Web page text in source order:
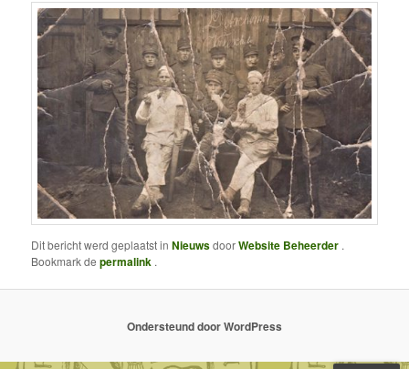
Dit bericht werd geplaatst inNieuwsdoorWebsite Beheerder .
Bookmark depermalink .
Ondersteund door WordPress